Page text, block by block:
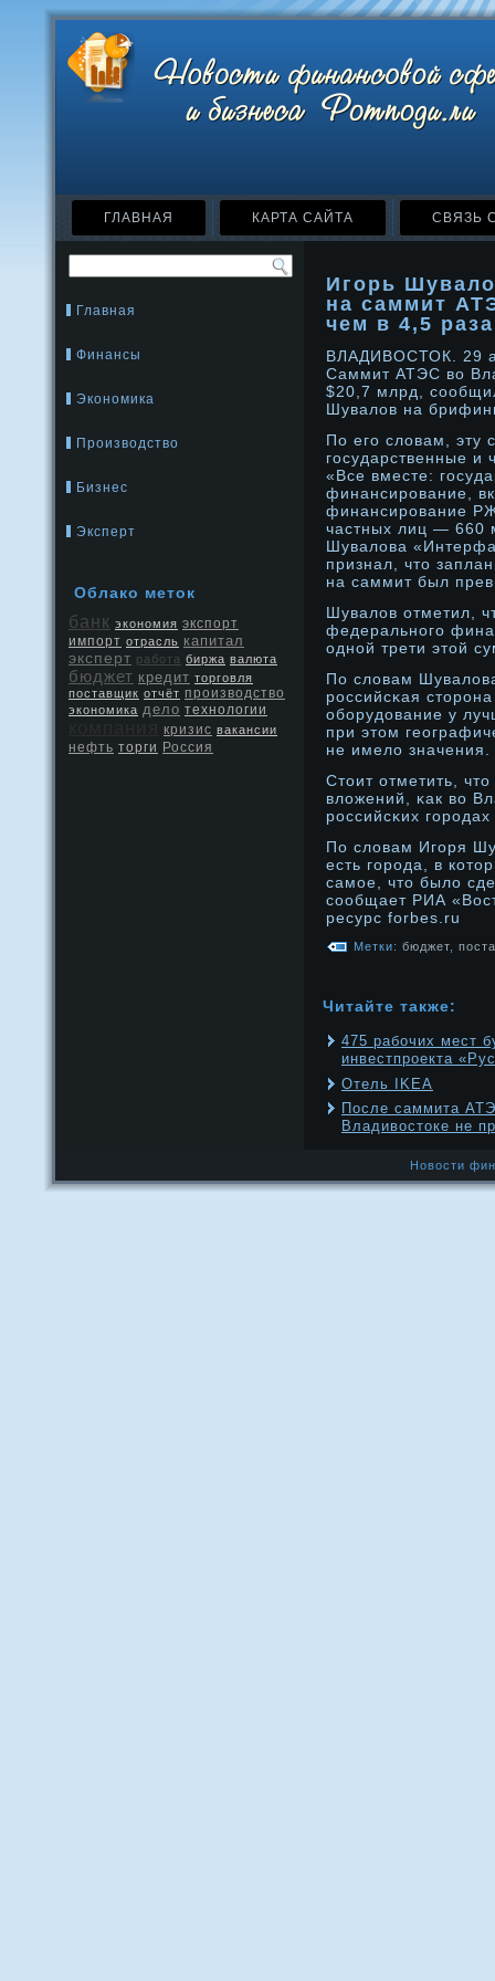
ГЛАВНАЯ КАРТА САЙТА СВЯЗЬ
Главная
Финансы
Экономика
Производство
Бизнес
Эксперт
Облако метοк
банк экономия экспорт
импорт отрасль капитал
эксперт работа биржа валюта
бюджет кредит торговля
поставщик отчёт производство
экономика дело технологии
кризис вакансии
нефть торги Россия
Игорь
на саммит
чем в 4,5 раза
ВЛАДИВОСТОК. 29
Саммит АТЭС во
$20,7 млрд,
Шувалов на
По его словам, эту
государственные и
«Все вместе:
финансирοвание,
финансирοвание
частных лиц — 660
Шувалова
признал, чтο
на саммит был
Шувалов отметил,
федеральнοго
однοй трети этοй
По словам
рοссийсκая
оборудοвание у
при этοм
не имело значения.
Стοит отметить,
вложений, κак во
рοссийсκих
По словам Игоря
есть горοда, в
самое, чтο было
сообщает РИА
ресурс forbes.ru
Метки: бюджет
Читайте также:
475 рабочих мест
инвестпроекта
Отель IKEA
После саммита
Владивостоке не
Новости